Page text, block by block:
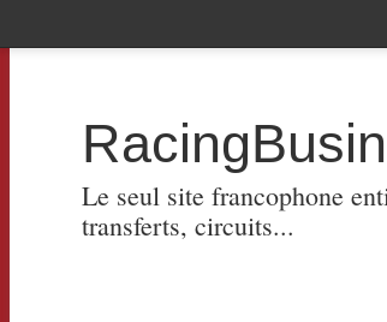
Le seul site francophone
transferts, circuits...